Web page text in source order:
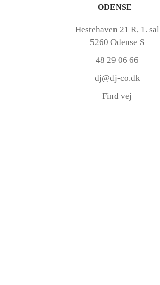
ODENSE
Hestehaven 21 R, 1. sal
5260 Odense S
48 29 06 66
dj@dj-co.dk
Find vej